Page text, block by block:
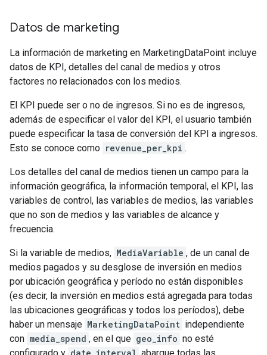
Datos de marketing
La información de marketing en MarketingDataPoint incluye
datos de KPI, detalles del canal de medios y otros
factores no relacionados con los medios.
El KPI puede ser o no de ingresos. Si no es de ingresos,
además de especificar el valor del KPI, el usuario también
puede especificar la tasa de conversión del KPI a ingresos.
Esto se conoce como revenue_per_kpi .
Los detalles del canal de medios tienen un campo para la
información geográfica, la información temporal, el KPI, las
variables de control, las variables de medios, las variables
que no son de medios y las variables de alcance y
frecuencia.
Si la variable de medios, MediaVariable , de un canal de
medios pagados y su desglose de inversión en medios
por ubicación geográfica y período no están disponibles
(es decir, la inversión en medios está agregada para todas
las ubicaciones geográficas y todos los períodos), debe
haber un mensaje MarketingDataPoint independiente
con media_spend , en el que geo_info no esté